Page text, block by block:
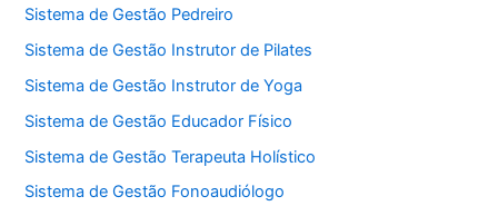
Sistema de Gestão Pedreiro
Sistema de Gestão Instrutor de Pilates
Sistema de Gestão Instrutor de Yoga
Sistema de Gestão Educador Físico
Sistema de Gestão Terapeuta Holístico
Sistema de Gestão Fonoaudiólogo